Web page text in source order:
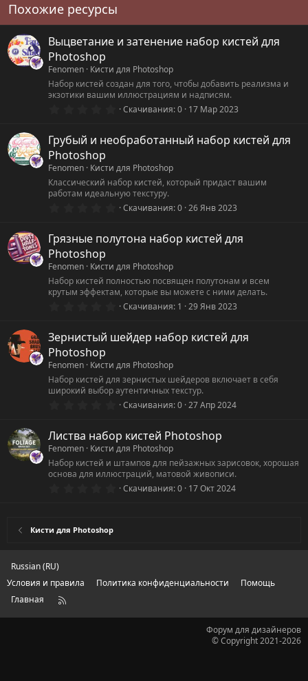
Похожие ресурсы
Выцветание и затенение набор кистей для
Photoshop
Fenomen Кисти для Photoshop
Набор кистей создан для того, чтобы добавить реализма и
экзотики вашим иллюстрациям и надписям.
0
0
з
ё
з
д
Скачивания 0 17 Мар 2023
Грубый и необработанный набор кистей для
Photoshop
Fenomen Кисти для Photoshop
Классический набор кистей, который придаст вашим
работам идеальную текстуру.
0
0
з
ё
з
д
Скачивания 0 26 Янв 2023
Грязные полутона набор кистей для
Photoshop
Fenomen Кисти для Photoshop
Набор кистей полностью посвящен полутонам и всем
крутым эффектам, которые вы можете с ними делать.
0
0
з
ё
з
д
Скачивания 1 29 Янв 2023
Зернистый шейдер набор кистей для
Photoshop
Fenomen Кисти для Photoshop
Набор кистей для зернистых шейдеров включает в себя
широкий выбор аутентичных текстур.
0
0
з
в
ё
з
Скачивания 0 27 Апр 2024
Листва набор кистей Photoshop
Fenomen Кисти для Photoshop
Набор кистей и штампов для пейзажных зарисовок, хорошая
основа для иллюстраций, матовой живописи.
0Скачивания 0 17 Окт 2024
Кисти для Photoshop
Russian (RU)
Условия и правила
Политика конфиденциальности
Помощь
Главная
R
Форум для дизайнеров
© Copyright 2021-2026